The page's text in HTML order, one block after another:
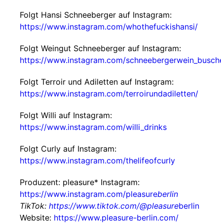
Folgt Hansi Schneeberger auf Instagram:
https://www.instagram.com/whothefuckishansi/
Folgt Weingut Schneeberger auf Instagram:
https://www.instagram.com/
Folgt Terroir und Adiletten auf Instagram:
https://www.instagram.com/terroirundadiletten/
Folgt Willi auf Instagram:
https://www.instagram.com/willi_drinks
Folgt Curly auf Instagram:
https://www.instagram.com/thelifeofcurly
Produzent: pleasure* Instagram:
https://www.instagram.com/pleasureberlin
TikTok: https://www.tiktok.com/@pleasureberlin
Website: https://www.pleasure-berlin.com/